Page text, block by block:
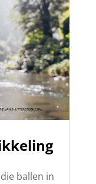
ballen in